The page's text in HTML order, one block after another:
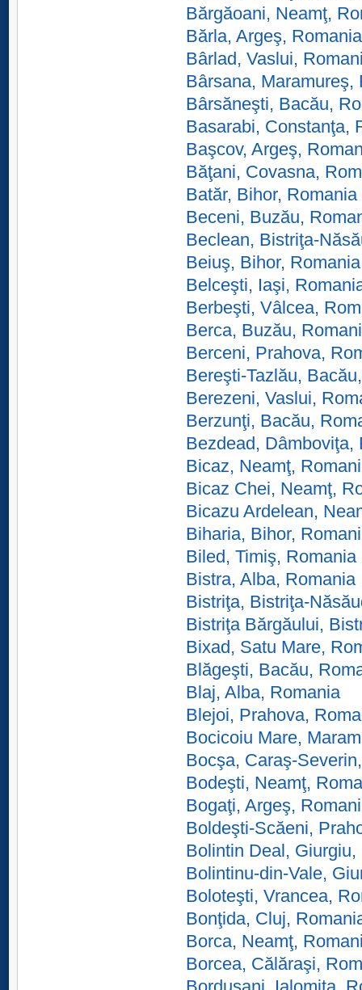
Bărgăoani, Neamţ,
Bărla, Argeş, Romania
Bârlad, Vaslui,
Bârsana, Maramureş,
Bârsăneşti, Bacău,
Basarabi, Constanţa,
Başcov, Argeş,
Băţani, Covasna,
Batăr, Bihor, Romania
Beceni, Buzău,
Beclean, Bistriţa-
Beiuş, Bihor, Romania
Belceşti, Iaşi,
Berbeşti, Vâlcea,
Berca, Buzău,
Berceni, Prahova,
Bereşti-Tazlău,
Berezeni, Vaslui,
Berzunţi, Bacău,
Bezdead, Dâmboviţa,
Bicaz, Neamţ,
Bicaz Chei, Neamţ,
Bicazu Ardelean,
Biharia, Bihor,
Biled, Timiş, Romania
Bistra, Alba, Romania
Bistriţa, Bistriţa-
Bistriţa Bărgăului,
Bixad, Satu Mare,
Blăgeşti, Bacău,
Blaj, Alba, Romania
Blejoi, Prahova,
Bocicoiu Mare,
Bocşa, Caraş-
Bodeşti, Neamţ,
Bogaţi, Argeş,
Boldeşti-Scăeni,
Bolintin Deal, Giurgiu,
Bolintinu-din-Vale,
Boloteşti, Vrancea,
Bonţida, Cluj,
Borca, Neamţ,
Borcea, Călăraşi,